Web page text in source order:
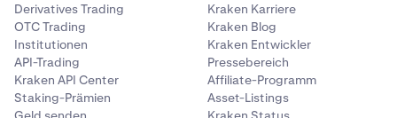
3
Wählen Sie die Wallet und den Token aus, die Sie
senden möchten.
Derivatives Trading
OTC Trading
Institutionen
API-Trading
Kraken API Center
Staking-Prämien
Kraken Karriere
Kraken Blog
Kraken Entwickler
Pressebereich
Affiliate-Programm
Asset-Listings